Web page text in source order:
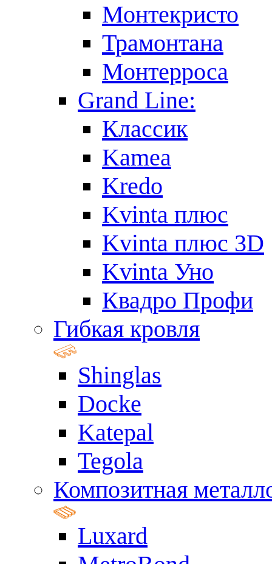
Монтекристо
Трамонтана
Монтерроса
Grand Line:
Классик
Kamea
Kredo
Kvinta плюс
Kvinta плюс 3D
Kvinta Уно
Квадро Профи
Гибкая кровля
Shinglas
Docke
Katepal
Tegola
Композитная
Luxard